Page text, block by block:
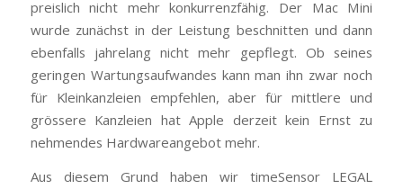
preislich nicht mehr konkurrenzfähig. Der Mac Mini
wurde zunächst in der Leistung beschnitten und dann
ebenfalls jahrelang nicht mehr gepflegt. Ob seines
geringen Wartungsaufwandes kann man ihn zwar noch
für Kleinkanzleien empfehlen, aber für mittlere und
grössere Kanzleien hat Apple derzeit kein Ernst zu
nehmendes Hardwareangebot mehr.
Aus diesem Grund haben wir timeSensor LEGAL